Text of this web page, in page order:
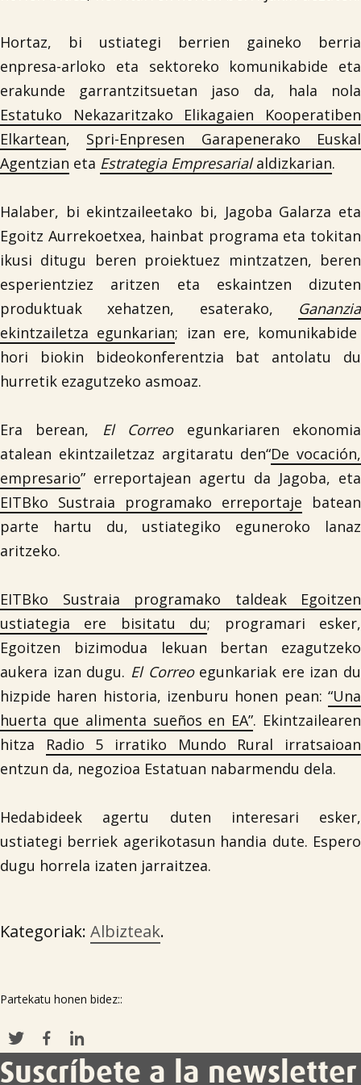
Iragarki-taula
Lursail Market
Hortaz, bi ustiategi berrien gaineko berria
enpresa-arloko eta sektoreko komunikabide eta
erakunde garrantzitsuetan jaso da, hala nola
Estatuko Nekazaritzako Elikagaien Kooperatiben
Elkartean, Spri-Enpresen Garapenerako Euskal
Agentzian eta Estrategia Empresarialaldizkarian.
Halaber, bi ekintzaileetako bi, Jagoba Galarza eta
Egoitz Aurrekoetxea, hainbat programa eta tokitan
ikusi ditugu beren proiektuez mintzatzen, beren
esperientziez aritzen eta eskaintzen dizuten
produktuak xehatzen, esaterako, Gananzia
ekintzailetza egunkarian; izan ere, komunikabide
hori biokin bideokonferentzia bat antolatu du
hurretik ezagutzeko asmoaz.
Era berean, El Correoegunkariaren ekonomia
atalean ekintzailetzaz argitaratu den“De vocación,
empresario” erreportajean agertu da Jagoba, eta
EITBko Sustraia programako erreportaje batean
parte hartu du, ustiategiko eguneroko lanaz
aritzeko.
EITBko Sustraia programako taldeak Egoitzen
ustiategia ere bisitatu du; programari esker,
Egoitzen bizimodua lekuan bertan ezagutzeko
aukera izan dugu. El Correoegunkariak ere izan du
hizpide haren historia, izenburu honen pean: “Una
huerta que alimenta sueños en EA”. Ekintzailearen
hitza Radio 5 irratiko Mundo Rural irratsaioan
entzun da, negozioa Estatuan nabarmendu dela.
Hedabideek agertu duten interesari esker,
ustiategi berriek agerikotasun handia dute. Espero
dugu horrela izaten jarraitzea.
Kategoriak: Albizteak.
Partekatu honen bidez::
Suscríbete a la newsletter